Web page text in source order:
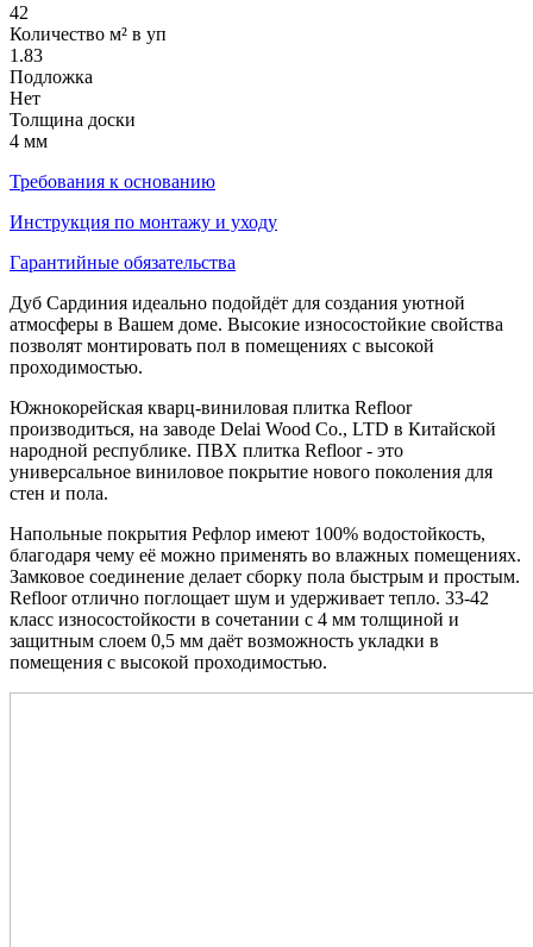
42
Количество м² в уп
1.83
Подложка
Нет
Толщина доски
4 мм
Требования к основанию
Инструкция по монтажу и уходу
Гарантийные обязательства
Дуб Сардиния идеально подойдёт для создания уютной
атмосферы в Вашем доме. Высокие износостойкие свойства
позволят монтировать пол в помещениях с высокой
проходимостью.
Южнокорейская кварц-виниловая плитка Refloor
производиться, на заводе Delai Wood Co., LTD в Китайской
народной республике. ПВХ плитка Refloor - это
универсальное виниловое покрытие нового поколения для
стен и пола.
Напольные покрытия Рефлор имеют 100% водостойкость,
благодаря чему её можно применять во влажных помещениях.
Замковое соединение делает сборку пола быстрым и простым.
Refloor отлично поглощает шум и удерживает тепло. 33-42
класс износостойкости в сочетании с 4 мм толщиной и
защитным слоем 0,5 мм даёт возможность укладки в
помещения с высокой проходимостью.